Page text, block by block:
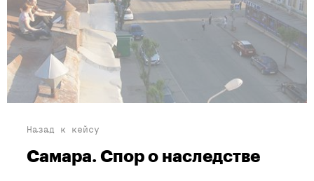
Назад к кейсу
Самара. Спор о наследстве